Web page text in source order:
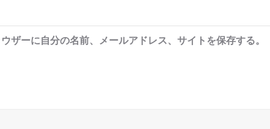
ザーに自分の名前、メールアドレス、サイトを保存する。